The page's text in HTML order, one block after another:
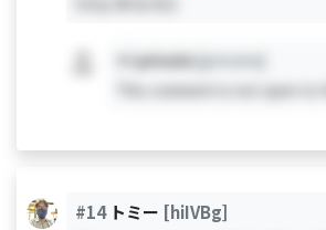
#Xprivate[private]
This comment is not open to
#14トミー [hiIVBg]